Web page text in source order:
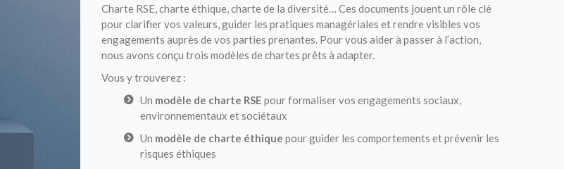
Charte RSE, charte éthique, charte de la diversité… Ces documents jouent un rôle clé
pour clarifier vos valeurs, guider les pratiques managériales et rendre visibles vos
engagements auprès de vos parties prenantes. Pour vous aider à passer à l’action,
nous avons conçu trois modèles de chartes prêts à adapter.
Vous y trouverez :
Un modèle de charte RSE pour formaliser vos engagements sociaux,
environnementaux et sociétaux
Un modèle de charte éthique pour guider les comportements et prévenir les
risques éthiques